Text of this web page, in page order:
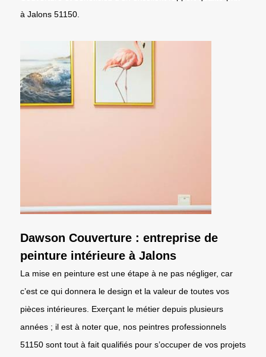
à Jalons 51150.
Dawson Couverture : entreprise de
peinture intérieure à Jalons
La mise en peinture est une étape à ne pas négliger, car
c’est ce qui donnera le design et la valeur de toutes vos
pièces intérieures. Exerçant le métier depuis plusieurs
années ; il est à noter que, nos peintres professionnels
51150 sont tout à fait qualifiés pour s’occuper de vos projets